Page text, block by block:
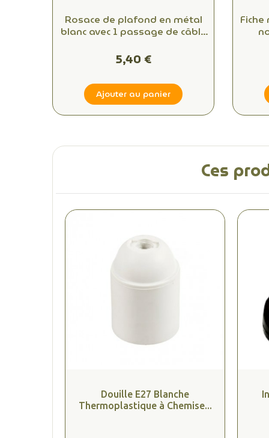
Rosace de plafond en métal
blanc avec 1 passage de câble
style
5,40 €
Ajouter au panier
Fiche
Ces
Douille E27 Blanche
Thermoplastique à Chemise...